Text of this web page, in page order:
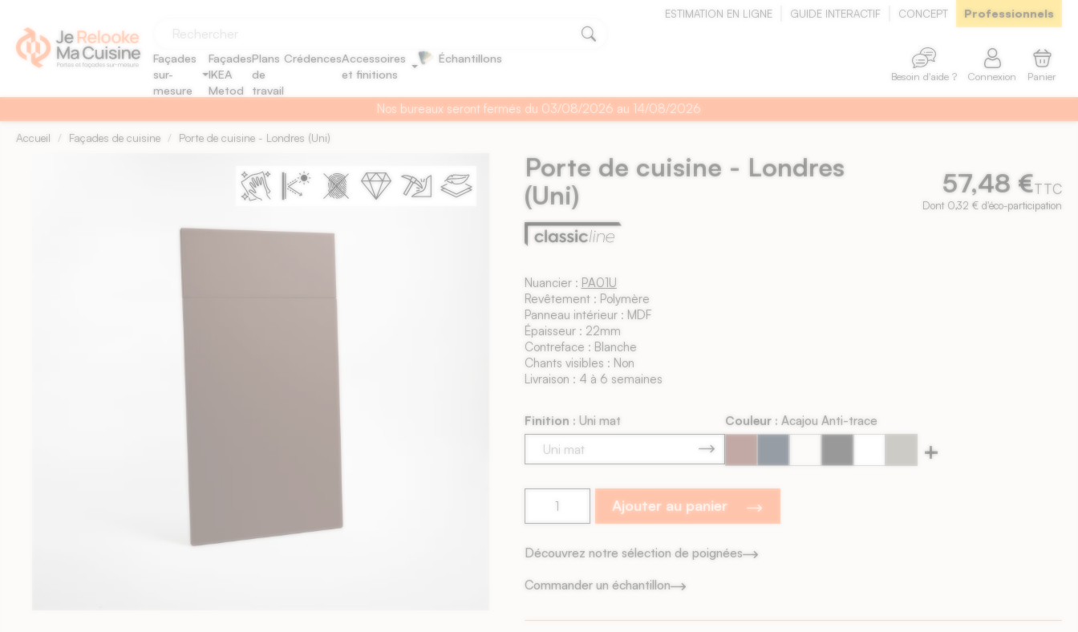
ESTIMATION EN LIGNE GUIDE INTERACTIF CONCEPT Professionnels
Façades
sur-
mesure
Façades
IKEA
Metod
Plans
de
travail
CrédencesAccessoires
et finitions
Échantillons
Besoin d'aide ? Connexion Panier
Nos bureaux seront fermés du 03/08/2026 au 14/08/2026
Accueil Façades de cuisine Porte de cuisine - Londres (Uni)
Porte de cuisine - Londres
(Uni)
57,48 €TTC
Dont 0,32 € d'éco-participation
Nuancier : PA01U
Revêtement : Polymère
Panneau intérieur : MDF
Épaisseur : 22mm
Contreface : Blanche
Chants visibles : Non
Livraison : 4 à 6 semaines
Finition : Uni mat Couleur : Acajou Anti-trace
Anti-
Anti-
Anti-
Anti-
Anti-
Anti-
+
Ajouter au panier
Découvrez notre sélection de poignées
Commander un échantillon